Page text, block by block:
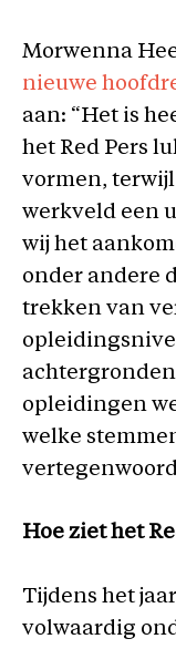
Morwenna
nieuwe
aan: “Het is
het Red Pers
vormen,
werkveld een
wij het
onder andere
trekken van
opleidingen
welke
Hoe ziet het
Tijdens het
volwaardig